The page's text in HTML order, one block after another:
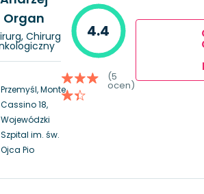
Organ
Chirurg
Przemyśl, Monte
Cassino 18,
Wojewódzki
Szpital im. św.
Ojca Pio
4.4
(5
ocen)